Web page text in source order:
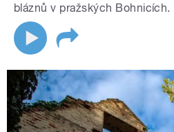
bláznů v pražských Bohnicích.